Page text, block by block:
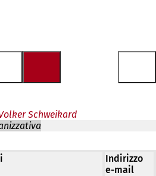
Schweikard
Indirizzo
e-mail